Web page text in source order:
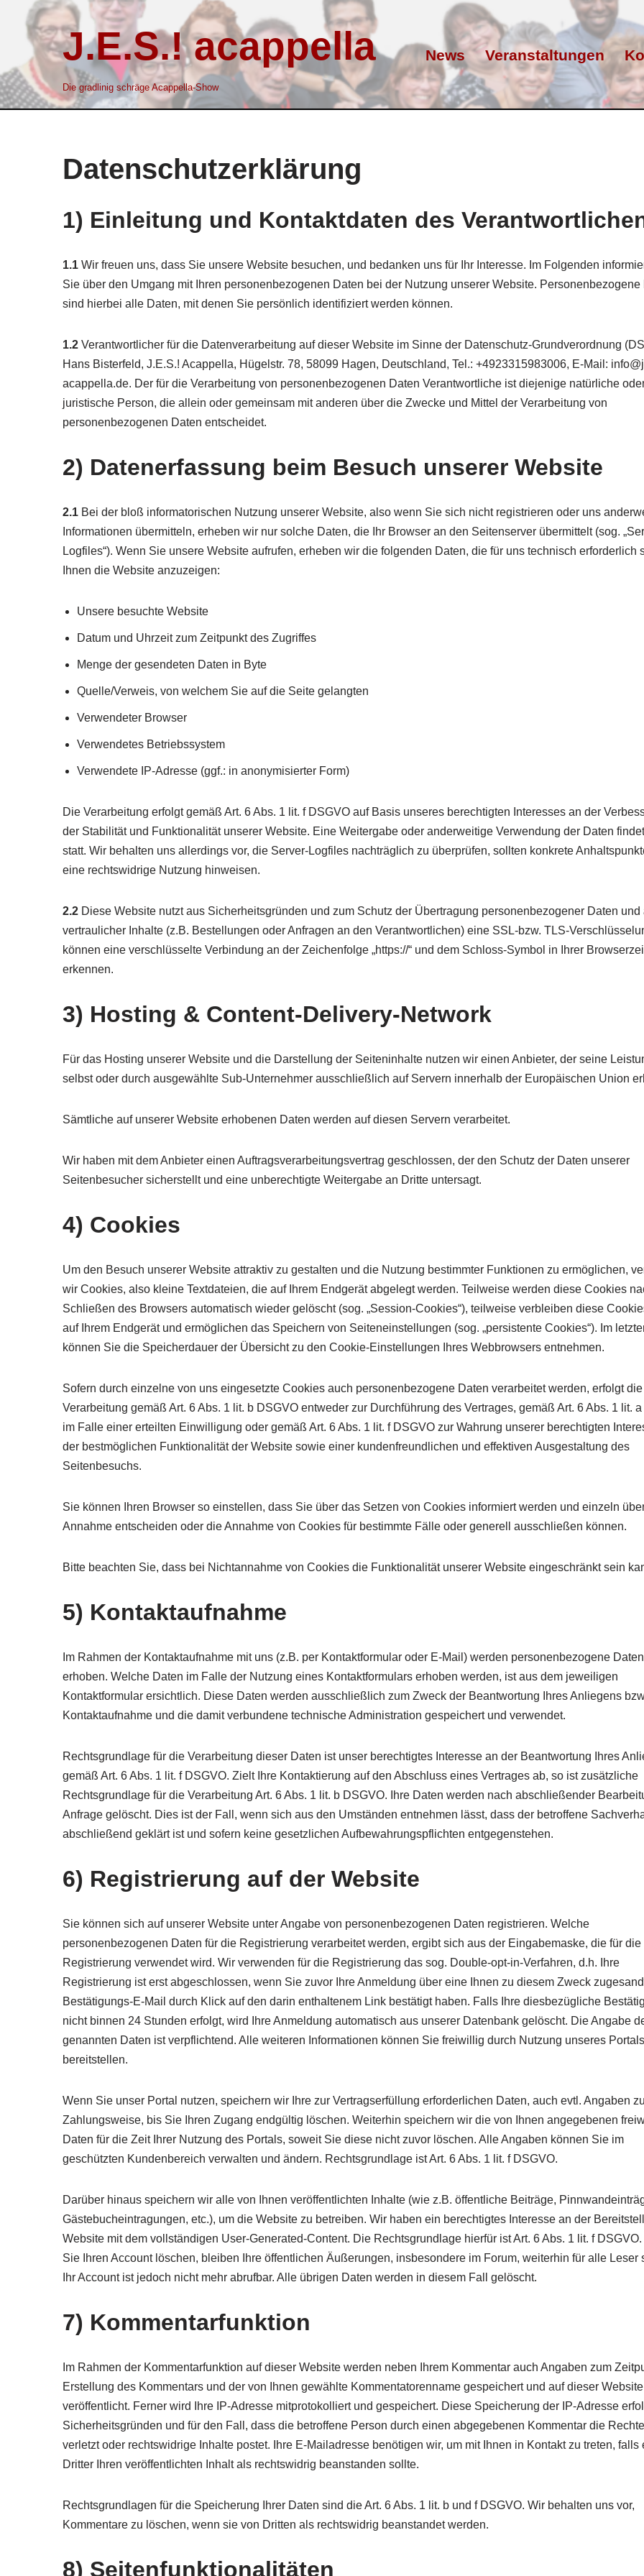
Zum
Inhalt
springen
J.E.S.! acappella
Die gradlinig schräge Acappella-Show
News Veranstaltungen
Datenschutzerklärung
1) Einleitung und Kontaktdaten des
1.1 Wir freuen uns, dass Sie unsere Website besuchen, und bedanken uns für Ihr Interesse. Im Folgenden
Sie über den Umgang mit Ihren personenbezogenen Daten bei der Nutzung unserer Website. Personenbezogene
sind hierbei alle Daten, mit denen Sie persönlich identifiziert werden können.
1.2 Verantwortlicher für die Datenverarbeitung auf dieser Website im Sinne der Datenschutz-Grundverordnung
Hans Bisterfeld, J.E.S.! Acappella, Hügelstr. 78, 58099 Hagen, Deutschland, Tel.: +4923315983006, E-Mail:
acappella.de. Der für die Verarbeitung von personenbezogenen Daten Verantwortliche ist diejenige natürliche
juristische Person, die allein oder gemeinsam mit anderen über die Zwecke und Mittel der Verarbeitung von
personenbezogenen Daten entscheidet.
2) Datenerfassung beim Besuch unserer Website
2.1 Bei der bloß informatorischen Nutzung unserer Website, also wenn Sie sich nicht registrieren oder uns
Informationen übermitteln, erheben wir nur solche Daten, die Ihr Browser an den Seitenserver übermittelt (sog.
Logfiles“). Wenn Sie unsere Website aufrufen, erheben wir die folgenden Daten, die für uns technisch erforderlich
Ihnen die Website anzuzeigen:
Unsere besuchte Website
Datum und Uhrzeit zum Zeitpunkt des Zugriffes
Menge der gesendeten Daten in Byte
Quelle/Verweis, von welchem Sie auf die Seite gelangten
Verwendeter Browser
Verwendetes Betriebssystem
Verwendete IP-Adresse (ggf.: in anonymisierter Form)
Die Verarbeitung erfolgt gemäß Art. 6 Abs. 1 lit. f DSGVO auf Basis unseres berechtigten Interesses an der
der Stabilität und Funktionalität unserer Website. Eine Weitergabe oder anderweitige Verwendung der Daten
statt. Wir behalten uns allerdings vor, die Server-Logfiles nachträglich zu überprüfen, sollten konkrete
eine rechtswidrige Nutzung hinweisen.
2.2 Diese Website nutzt aus Sicherheitsgründen und zum Schutz der Übertragung personenbezogener Daten und
vertraulicher Inhalte (z.B. Bestellungen oder Anfragen an den Verantwortlichen) eine SSL-bzw. TLS-
können eine verschlüsselte Verbindung an der Zeichenfolge „https://“ und dem Schloss-Symbol in Ihrer
erkennen.
3) Hosting & Content-Delivery-Network
Für das Hosting unserer Website und die Darstellung der Seiteninhalte nutzen wir einen Anbieter, der seine
selbst oder durch ausgewählte Sub-Unternehmer ausschließlich auf Servern innerhalb der Europäischen Union
Sämtliche auf unserer Website erhobenen Daten werden auf diesen Servern verarbeitet.
Wir haben mit dem Anbieter einen Auftragsverarbeitungsvertrag geschlossen, der den Schutz der Daten unserer
Seitenbesucher sicherstellt und eine unberechtigte Weitergabe an Dritte untersagt.
4) Cookies
Um den Besuch unserer Website attraktiv zu gestalten und die Nutzung bestimmter Funktionen zu ermöglichen,
wir Cookies, also kleine Textdateien, die auf Ihrem Endgerät abgelegt werden. Teilweise werden diese Cookies
Schließen des Browsers automatisch wieder gelöscht (sog. „Session-Cookies“), teilweise verbleiben diese
auf Ihrem Endgerät und ermöglichen das Speichern von Seiteneinstellungen (sog. „persistente Cookies“). Im
können Sie die Speicherdauer der Übersicht zu den Cookie-Einstellungen Ihres Webbrowsers entnehmen.
Sofern durch einzelne von uns eingesetzte Cookies auch personenbezogene Daten verarbeitet werden, erfolgt die
Verarbeitung gemäß Art. 6 Abs. 1 lit. b DSGVO entweder zur Durchführung des Vertrages, gemäß Art. 6 Abs. 1 lit.
im Falle einer erteilten Einwilligung oder gemäß Art. 6 Abs. 1 lit. f DSGVO zur Wahrung unserer berechtigten
der bestmöglichen Funktionalität der Website sowie einer kundenfreundlichen und effektiven Ausgestaltung des
Seitenbesuchs.
Sie können Ihren Browser so einstellen, dass Sie über das Setzen von Cookies informiert werden und einzeln
Annahme entscheiden oder die Annahme von Cookies für bestimmte Fälle oder generell ausschließen können.
Bitte beachten Sie, dass bei Nichtannahme von Cookies die Funktionalität unserer Website eingeschränkt sein
5) Kontaktaufnahme
Im Rahmen der Kontaktaufnahme mit uns (z.B. per Kontaktformular oder E-Mail) werden personenbezogene Daten
erhoben. Welche Daten im Falle der Nutzung eines Kontaktformulars erhoben werden, ist aus dem jeweiligen
Kontaktformular ersichtlich. Diese Daten werden ausschließlich zum Zweck der Beantwortung Ihres Anliegens
Kontaktaufnahme und die damit verbundene technische Administration gespeichert und verwendet.
Rechtsgrundlage für die Verarbeitung dieser Daten ist unser berechtigtes Interesse an der Beantwortung Ihres
gemäß Art. 6 Abs. 1 lit. f DSGVO. Zielt Ihre Kontaktierung auf den Abschluss eines Vertrages ab, so ist zusätzliche
Rechtsgrundlage für die Verarbeitung Art. 6 Abs. 1 lit. b DSGVO. Ihre Daten werden nach abschließender
Anfrage gelöscht. Dies ist der Fall, wenn sich aus den Umständen entnehmen lässt, dass der betroffene
abschließend geklärt ist und sofern keine gesetzlichen Aufbewahrungspflichten entgegenstehen.
6) Registrierung auf der Website
Sie können sich auf unserer Website unter Angabe von personenbezogenen Daten registrieren. Welche
personenbezogenen Daten für die Registrierung verarbeitet werden, ergibt sich aus der Eingabemaske, die für die
Registrierung verwendet wird. Wir verwenden für die Registrierung das sog. Double-opt-in-Verfahren, d.h. Ihre
Registrierung ist erst abgeschlossen, wenn Sie zuvor Ihre Anmeldung über eine Ihnen zu diesem Zweck
Bestätigungs-E-Mail durch Klick auf den darin enthaltenem Link bestätigt haben. Falls Ihre diesbezügliche
nicht binnen 24 Stunden erfolgt, wird Ihre Anmeldung automatisch aus unserer Datenbank gelöscht. Die Angabe
genannten Daten ist verpflichtend. Alle weiteren Informationen können Sie freiwillig durch Nutzung unseres Portals
bereitstellen.
Wenn Sie unser Portal nutzen, speichern wir Ihre zur Vertragserfüllung erforderlichen Daten, auch evtl. Angaben
Zahlungsweise, bis Sie Ihren Zugang endgültig löschen. Weiterhin speichern wir die von Ihnen angegebenen
Daten für die Zeit Ihrer Nutzung des Portals, soweit Sie diese nicht zuvor löschen. Alle Angaben können Sie im
geschützten Kundenbereich verwalten und ändern. Rechtsgrundlage ist Art. 6 Abs. 1 lit. f DSGVO.
Darüber hinaus speichern wir alle von Ihnen veröffentlichten Inhalte (wie z.B. öffentliche Beiträge,
Gästebucheintragungen, etc.), um die Website zu betreiben. Wir haben ein berechtigtes Interesse an der
Website mit dem vollständigen User-Generated-Content. Die Rechtsgrundlage hierfür ist Art. 6 Abs. 1 lit. f DSGVO.
Sie Ihren Account löschen, bleiben Ihre öffentlichen Äußerungen, insbesondere im Forum, weiterhin für alle Leser
Ihr Account ist jedoch nicht mehr abrufbar. Alle übrigen Daten werden in diesem Fall gelöscht.
7) Kommentarfunktion
Im Rahmen der Kommentarfunktion auf dieser Website werden neben Ihrem Kommentar auch Angaben zum
Erstellung des Kommentars und der von Ihnen gewählte Kommentatorenname gespeichert und auf dieser Website
veröffentlicht. Ferner wird Ihre IP-Adresse mitprotokolliert und gespeichert. Diese Speicherung der IP-Adresse
Sicherheitsgründen und für den Fall, dass die betroffene Person durch einen abgegebenen Kommentar die
verletzt oder rechtswidrige Inhalte postet. Ihre E-Mailadresse benötigen wir, um mit Ihnen in Kontakt zu treten, falls
Dritter Ihren veröffentlichten Inhalt als rechtswidrig beanstanden sollte.
Rechtsgrundlagen für die Speicherung Ihrer Daten sind die Art. 6 Abs. 1 lit. b und f DSGVO. Wir behalten uns vor,
Kommentare zu löschen, wenn sie von Dritten als rechtswidrig beanstandet werden.
8) Seitenfunktionalitäten